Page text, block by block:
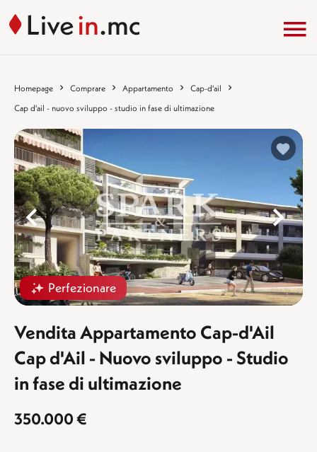
Homepage Comprare Appartamento
Cap-d'ail
Cap d'ail - nuovo sviluppo - studio in fase di ultimazione
Perfezionare
%}
Vendita Appartamento Cap-d'Ail
Cap d'Ail - Nuovo sviluppo - Studio
in fase di ultimazione
350.000 €